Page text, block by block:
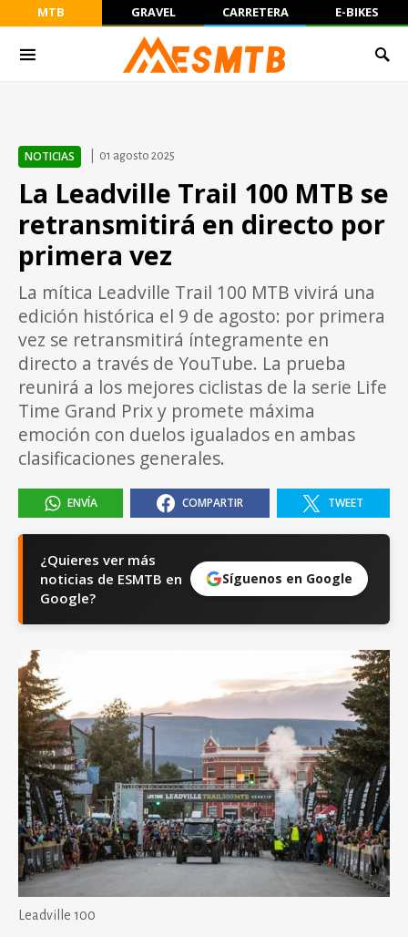
MTB GRAVEL CARRETERA E-BIKES
NOTICIAS 01 agosto 2025
La Leadville Trail 100 MTB se
retransmitirá en directo por
primera vez
La mítica Leadville Trail 100 MTB vivirá una
edición histórica el 9 de agosto: por primera
vez se retransmitirá íntegramente en
directo a través de YouTube. La prueba
reunirá a los mejores ciclistas de la serie Life
Time Grand Prix y promete máxima
emoción con duelos igualados en ambas
clasificaciones generales.
ENVÍA COMPARTIR TWEET
¿Quieres ver más
noticias de ESMTB en
Google?
Síguenos en Google
Leadville 100